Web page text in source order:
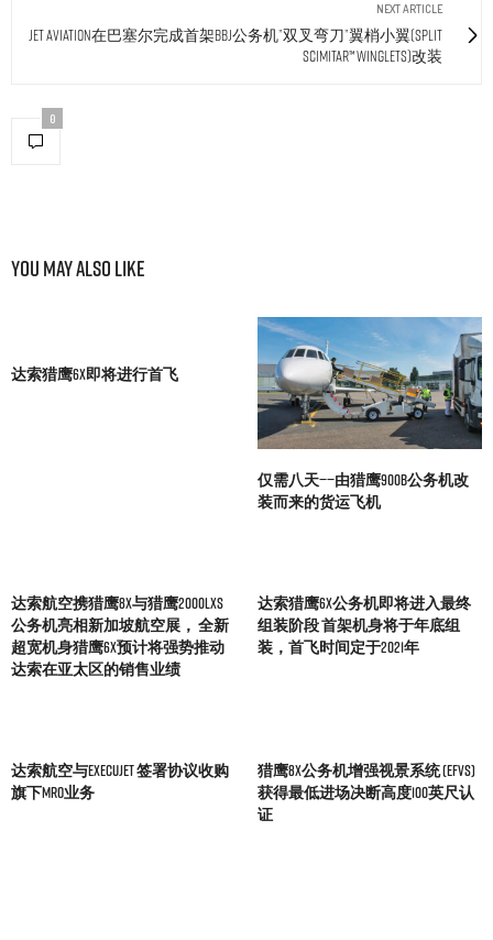
NEXT ARTICLE
Jet Aviation在巴塞尔完成首架BBJ公务机”双叉弯刀”翼梢小翼(Split
Scimitar™ Winglets)改装
0
You May Also Like
达索猎鹰6X即将进行首飞
仅需八天——由猎鹰900B公务机改
装而来的货运飞机
达索航空携猎鹰8X与猎鹰2000LXS
公务机亮相新加坡航空展， 全新
超宽机身猎鹰6X预计将强势推动
达索在亚太区的销售业绩
达索猎鹰6X公务机即将进入最终
组装阶段 首架机身将于年底组
装，首飞时间定于2021年
达索航空与ExecuJet 签署协议收购
旗下MRO业务
猎鹰8X公务机增强视景系统 (EFVS)
获得最低进场决断高度100英尺认
证